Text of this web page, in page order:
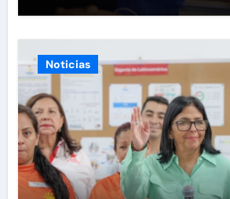
Noticias